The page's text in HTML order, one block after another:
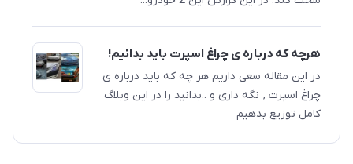
هرچه که درباره ی چراغ اسپرت باید بدانیم!
در این مقاله سعی داریم هر چه که باید درباره ی
چراغ اسپرت , نگه داری و ..بدانید را در این وبلاگ
کامل توزیع بدهیم